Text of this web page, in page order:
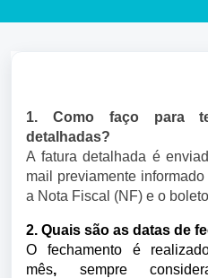
1. Como faço para
detalhadas?
A fatura detalhada é
mail previamente
a Nota Fiscal (NF) e o
2. Quais são as datas de
O fechamento é
mês, sempre